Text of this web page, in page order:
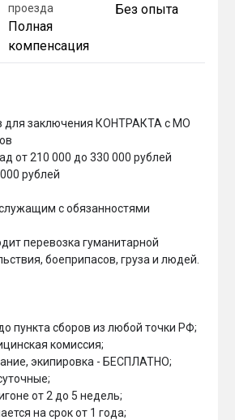
проезда
Полная
компенсация
Без опыта
для заключения КОНТРАКТА с МО
от 210 000 до 330 000 рублей
рублей
с обязанностями
перевозка гуманитарной
боеприпасов, груза и людей.
пункта сборов из любой точки РФ;
комиссия;
экипировка - БЕСПЛАТНО;
от 2 до 5 недель;
на срок от 1 года;